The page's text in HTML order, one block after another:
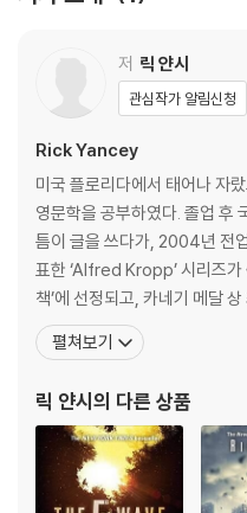
"Entertainment Weekly"
"The Passage" meets
After the 1st wave, only
the lucky escape. And after
After the 4th wave, only
Now, it's the dawn of the
highway, Cassie runs from
man, who roam the
ve, Cassie believes, until
d mysterious, Evan Walker
uing her brother--or even
ose: between trust and
저 릭 얀시
관심작가 알림신청
Rick Yancey
미국 플로리다에서 태어나 자
영문학을 공부하였다. 졸업 후
틈이 글을 쓰다가, 2004년 전
표한 ‘Alfred Kropp’ 시리즈가
책’에 선정되고, 카네기 메달
받기 시작했고, 이후 ‘Teddy
시리즈 등을 발표하며 작가로
작가가 되었다. 현재까
펼쳐보기
릭 얀시 의 다른 상품